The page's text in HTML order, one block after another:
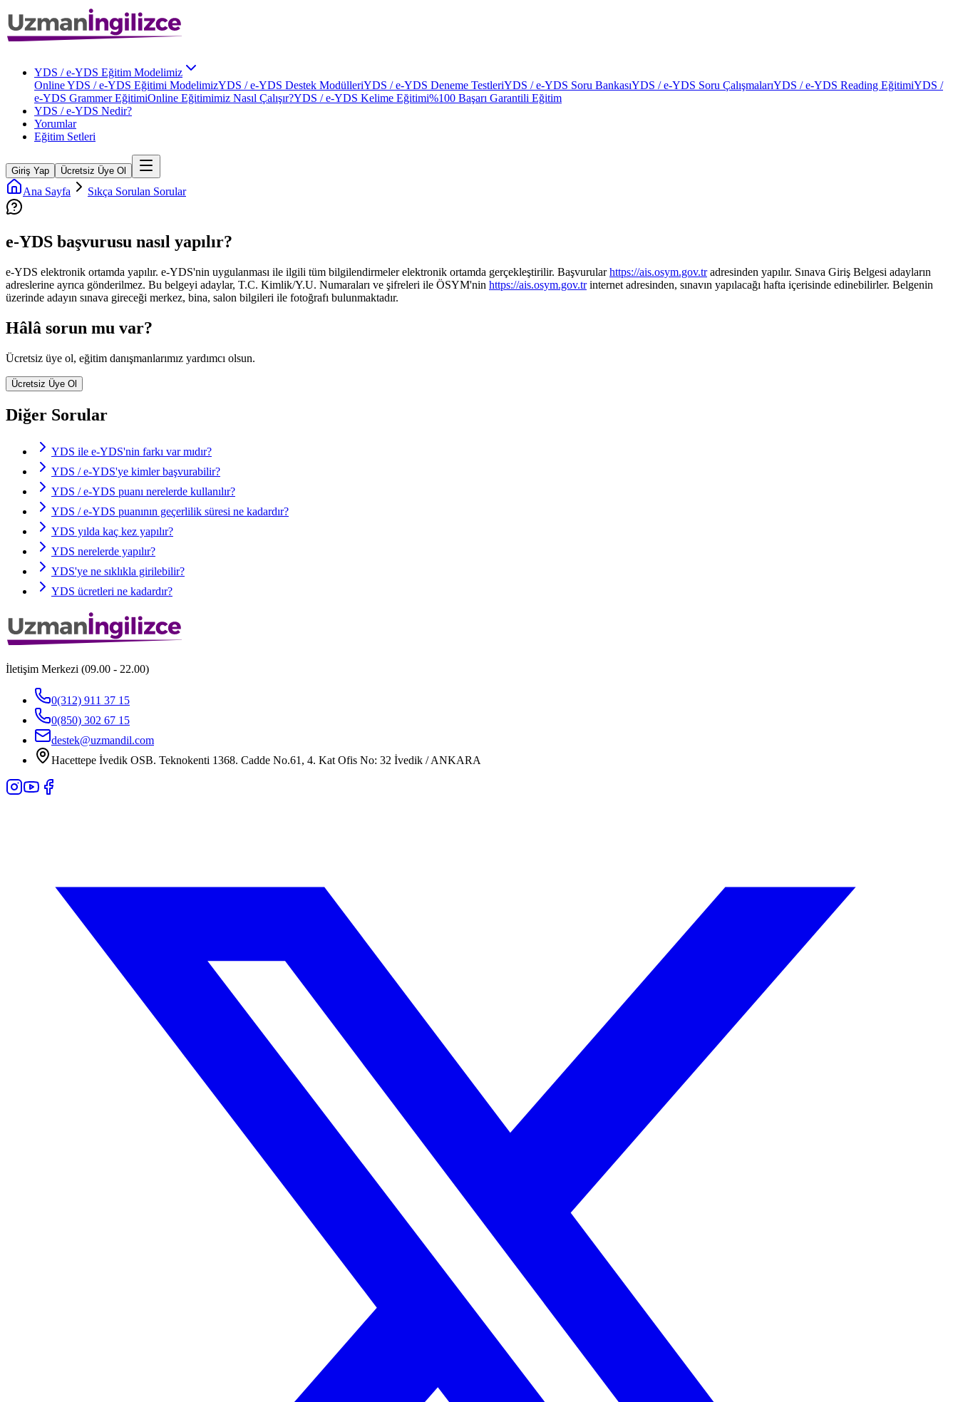
YDS / e-YDS Eğitim Modelimiz
Online YDS / e-YDS Eğitimi ModelimizYDS / e-YDS Destek ModülleriYDS / e-YDS Deneme TestleriYDS / e-YDS Soru BankasıYDS / e-YDS Soru ÇalışmalarıYDS / e-YDS Reading EğitimiYDS /
e-YDS Grammer EğitimiOnline Eğitimimiz Nasıl Çalışır?YDS / e-YDS Kelime Eğitimi%100 Başarı Garantili Eğitim
YDS / e-YDS Nedir?
Yorumlar
Eğitim Setleri
Giriş Yap Ücretsiz Üye Ol
Ana Sayfa Sıkça Sorulan Sorular
e-YDS başvurusu nasıl yapılır?
e-YDS elektronik ortamda yapılır. e-YDS'nin uygulanması ile ilgili tüm bilgilendirmeler elektronik ortamda gerçekleştirilir. Başvurularhttps://ais.osym.gov.tradresinden yapılır. Sınava Giriş Belgesi adayların
adreslerine ayrıca gönderilmez. Bu belgeyi adaylar, T.C. Kimlik/Y.U. Numaraları ve şifreleri ile ÖSYM'nin https://ais.osym.gov.trinternet adresinden, sınavın yapılacağı hafta içerisinde edinebilirler. Belgenin
üzerinde adayın sınava gireceği merkez, bina, salon bilgileri ile fotoğrafı bulunmaktadır.
Hâlâ sorun mu var?
Ücretsiz üye ol, eğitim danışmanlarımız yardımcı olsun.
Ücretsiz Üye Ol
Diğer Sorular
YDS ile e-YDS'nin farkı var mıdır?
YDS / e-YDS'ye kimler başvurabilir?
YDS / e-YDS puanı nerelerde kullanılır?
YDS / e-YDS puanının geçerlilik süresi ne kadardır?
YDS yılda kaç kez yapılır?
YDS nerelerde yapılır?
YDS'ye ne sıklıkla girilebilir?
YDS ücretleri ne kadardır?
İletişim Merkezi (09.00 - 22.00)
0(312) 911 37 15
0(850) 302 67 15
destek@uzmandil.com
Hacettepe İvedik OSB. Teknokenti 1368. Cadde No.61, 4. Kat Ofis No: 32 İvedik / ANKARA